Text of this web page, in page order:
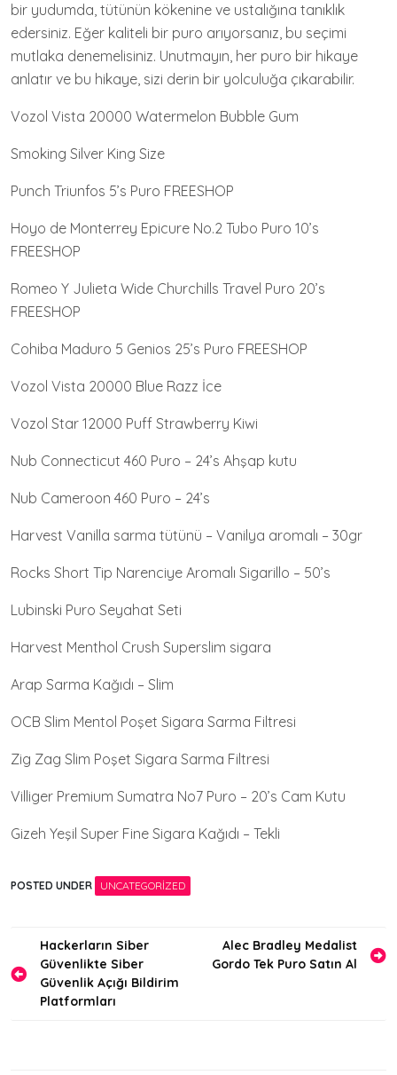
bir yudumda, tütünün kökenine ve ustalığına tanıklık
edersiniz. Eğer kaliteli bir puro arıyorsanız, bu seçimi
mutlaka denemelisiniz. Unutmayın, her puro bir hikaye
anlatır ve bu hikaye, sizi derin bir yolculuğa çıkarabilir.
Vozol Vista 20000 Watermelon Bubble Gum
Smoking Silver King Size
Punch Triunfos 5’s Puro FREESHOP
Hoyo de Monterrey Epicure No.2 Tubo Puro 10’s
FREESHOP
Romeo Y Julieta Wide Churchills Travel Puro 20’s
FREESHOP
Cohiba Maduro 5 Genios 25’s Puro FREESHOP
Vozol Vista 20000 Blue Razz İce
Vozol Star 12000 Puff Strawberry Kiwi
Nub Connecticut 460 Puro – 24’s Ahşap kutu
Nub Cameroon 460 Puro – 24’s
Harvest Vanilla sarma tütünü – Vanilya aromalı – 30gr
Rocks Short Tip Narenciye Aromalı Sigarillo – 50’s
Lubinski Puro Seyahat Seti
Harvest Menthol Crush Superslim sigara
Arap Sarma Kağıdı – Slim
OCB Slim Mentol Poşet Sigara Sarma Filtresi
Zig Zag Slim Poşet Sigara Sarma Filtresi
Villiger Premium Sumatra No7 Puro – 20’s Cam Kutu
Gizeh Yeşil Super Fine Sigara Kağıdı – Tekli
POSTED UNDER UNCATEGORIZED
Yazı
gezinmesi
Hackerların Siber
Güvenlikte Siber
Güvenlik Açığı Bildirim
Platformları
Alec Bradley Medalist
Gordo Tek Puro Satın Al